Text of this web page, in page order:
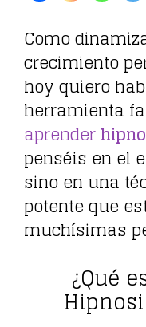
Como
crecimiento
hoy quiero
herramienta
aprender
penséis en el
sino en una
potente que
muchísimas
¿Qué